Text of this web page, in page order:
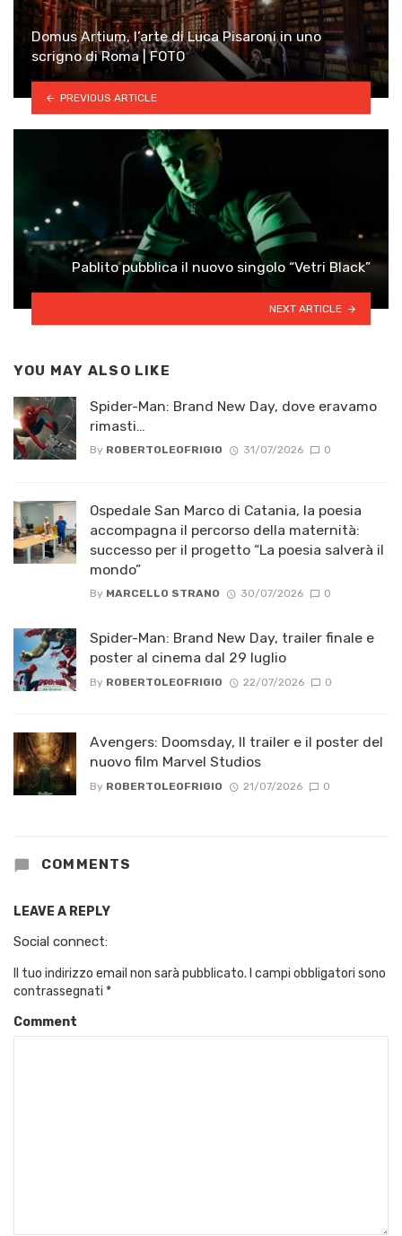
Domus Artium, l’arte di Luca Pisaroni in uno
scrigno di Roma | FOTO
PREVIOUS ARTICLE
Pablito pubblica il nuovo singolo “Vetri Black”
NEXT ARTICLE
YOU MAY ALSO LIKE
Spider-Man: Brand New Day, dove eravamo
rimasti…
By ROBERTOLEOFRIGIO 31/07/2026 0
Ospedale San Marco di Catania, la poesia
accompagna il percorso della maternità:
successo per il progetto “La poesia salverà il
mondo”
By MARCELLO STRANO 30/07/2026 0
Spider-Man: Brand New Day, trailer finale e
poster al cinema dal 29 luglio
By ROBERTOLEOFRIGIO 22/07/2026 0
Avengers: Doomsday, Il trailer e il poster del
nuovo film Marvel Studios
By ROBERTOLEOFRIGIO 21/07/2026 0
COMMENTS
LEAVE A REPLY
Social connect:
Il tuo indirizzo email non sarà pubblicato. I campi obbligatori sono
contrassegnati *
Comment